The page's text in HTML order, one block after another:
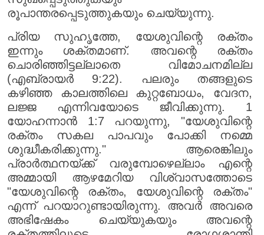
രൂപാന്തരപ്പെടുത്തുകയും ചെയ്യുന്നു.
പ്രിയ സുഹൃത്തേ, യേശുവിന്റെ രക്തം
ഇന്നും ശക്തമാണ്. അവന്റെ രക്തം
ചൊരിഞ്ഞിട്ടല്ലാതെ വിമോചനമില്ല
(എബ്രായർ 9:22). പലരും തങ്ങളുടെ
കഴിഞ്ഞ കാലത്തിലെ കുറ്റബോധം, വേദന,
ലജ്ജ എന്നിവയോടെ ജീവിക്കുന്നു. 1
യോഹന്നാൻ 1:7 പറയുന്നു, "യേശുവിന്റെ
രക്തം സകല പാപവും പോക്കി നമ്മെ
ശുദ്ധീകരിക്കുന്നു." ആരെങ്കിലും
പ്രാർത്ഥനയ്ക്ക് വരുമ്പോഴെല്ലാം എന്റെ
അമ്മായി ആഴമേറിയ വിശ്വാസത്തോടെ
"യേശുവിന്റെ രക്തം, യേശുവിന്റെ രക്തം"
എന്ന് പറയാറുണ്ടായിരുന്നു. അവർ അവരെ
അഭിഷേകം ചെയ്യുകയും അവന്റെ